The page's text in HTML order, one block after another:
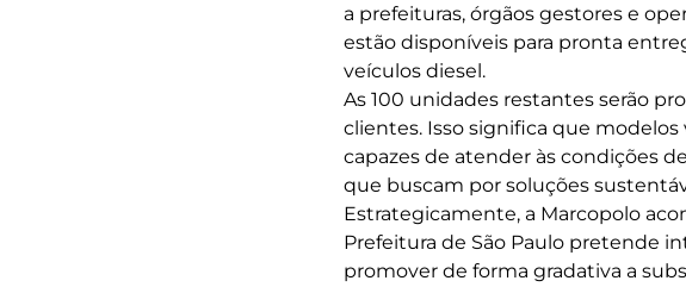
a prefeituras, órgãos gestores e
estão disponíveis para pronta
veículos diesel.
As 100 unidades restantes serão
clientes. Isso significa que
capazes de atender às condições
que buscam por soluções
Estrategicamente, a Marcopolo
Prefeitura de São Paulo pretende
promover de forma gradativa a